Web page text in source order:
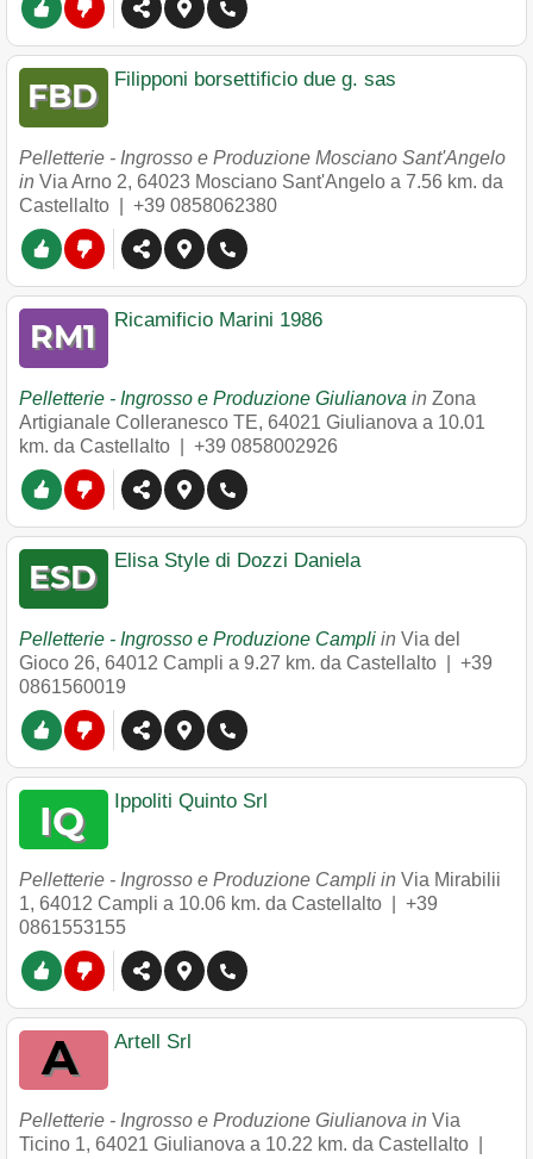
Filipponi borsettificio due g. sas
Pelletterie - Ingrosso e Produzione Mosciano Sant'Angelo
in Via Arno 2, 64023 Mosciano Sant'Angelo a 7.56 km. da
Castellalto | +39 0858062380
Ricamificio Marini 1986
Pelletterie - Ingrosso e Produzione Giulianova in Zona
Artigianale Colleranesco TE, 64021 Giulianova a 10.01
km. da Castellalto | +39 0858002926
Elisa Style di Dozzi Daniela
Pelletterie - Ingrosso e Produzione Campli in Via del
Gioco 26, 64012 Campli a 9.27 km. da Castellalto | +39
0861560019
Ippoliti Quinto Srl
Pelletterie - Ingrosso e Produzione Campli in Via Mirabilii
1, 64012 Campli a 10.06 km. da Castellalto | +39
0861553155
Artell Srl
Pelletterie - Ingrosso e Produzione Giulianova in Via
Ticino 1, 64021 Giulianova a 10.22 km. da Castellalto |